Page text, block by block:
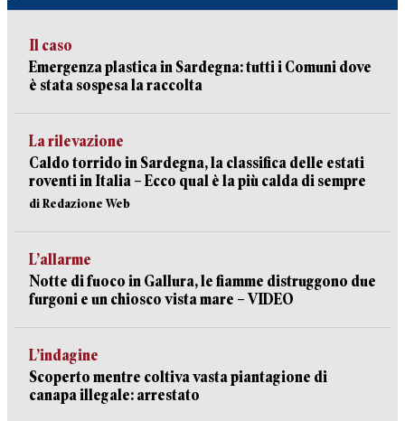
Il caso
Emergenza plastica in Sardegna: tutti i Comuni dove
è stata sospesa la raccolta
La rilevazione
Caldo torrido in Sardegna, la classifica delle estati
roventi in Italia – Ecco qual è la più calda di sempre
di Redazione Web
L’allarme
Notte di fuoco in Gallura, le fiamme distruggono due
furgoni e un chiosco vista mare – VIDEO
L’indagine
Scoperto mentre coltiva vasta piantagione di
canapa illegale: arrestato